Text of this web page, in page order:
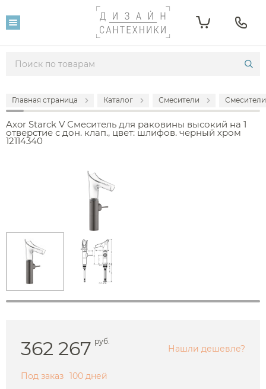
Главная страница Каталог Смесители
Axor Starck V Смеситель для раковины высокий на 1
отверстие с дон. клап., цвет: шлифов. черный хром
12114340
362 267 руб.
Нашли дешевле?
Под заказ 100 дней